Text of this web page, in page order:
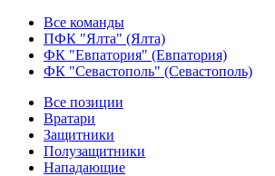
Все команды
ПФК "Ялта" (Ялта)
ФК "Евпатория" (Евпатория)
ФК "Севастополь" (Севастополь)
Все позиции
Вратари
Защитники
Полузащитники
Нападающие